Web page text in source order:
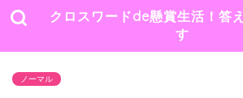
クロスワードde懸賞生活！答
す
ノーマル